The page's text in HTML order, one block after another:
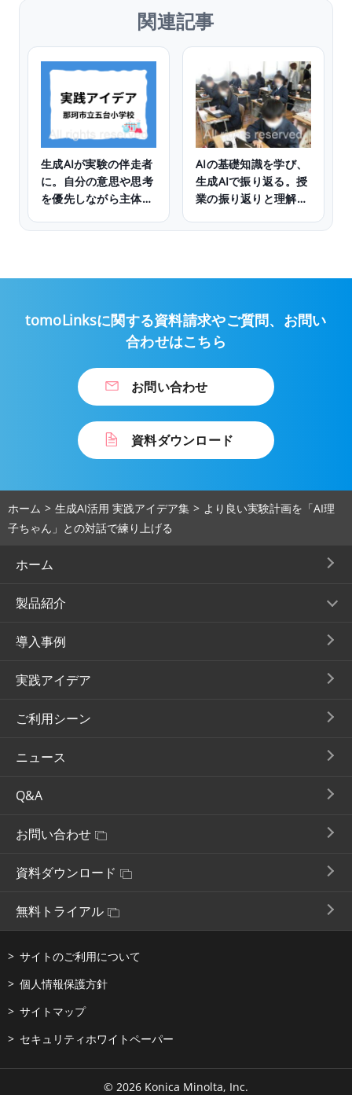
関連記事
生成AIが実験の伴走者
に。自分の意思や思考
を優先しながら主体的
する
AIの基礎知識を学び、
生成AIで振り返る。授
業の振り返りと理解度
tomoLinksに関する資料請求やご質問、 お問い
合わせはこちら
お問い合わせ
資料ダウンロード
ホーム 生成AI活用 実践アイデア集
より良い実験計画を「AI理
子ちゃん」との対話で練り上げる
ホーム
製品紹介
導入事例
実践アイデア
ご利用シーン
ニュース
Q&A
お問い合わせ
資料ダウンロード
無料トライアル
サイトのご利用について
個人情報保護方針
サイトマップ
セキュリティホワイトペーパー
© 2026 Konica Minolta, Inc.